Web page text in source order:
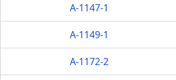
A-1147-1
A-1149-1
A-1172-2